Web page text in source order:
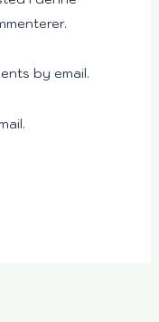
by email.